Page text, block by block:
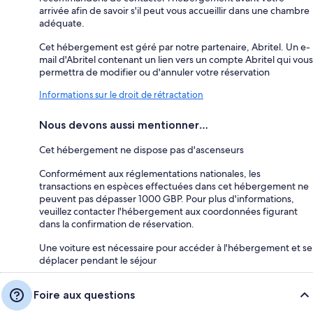
arrivée afin de savoir s'il peut vous accueillir dans une chambre
adéquate.
Cet hébergement est géré par notre partenaire, Abritel. Un e-
mail d'Abritel contenant un lien vers un compte Abritel qui vous
permettra de modifier ou d'annuler votre réservation
Informations sur le droit de rétractation
Nous devons aussi mentionner…
Cet hébergement ne dispose pas d'ascenseurs
Conformément aux réglementations nationales, les
transactions en espèces effectuées dans cet hébergement ne
peuvent pas dépasser 1000 GBP. Pour plus d'informations,
veuillez contacter l'hébergement aux coordonnées figurant
dans la confirmation de réservation.
Une voiture est nécessaire pour accéder à l'hébergement et se
déplacer pendant le séjour
Foire aux questions